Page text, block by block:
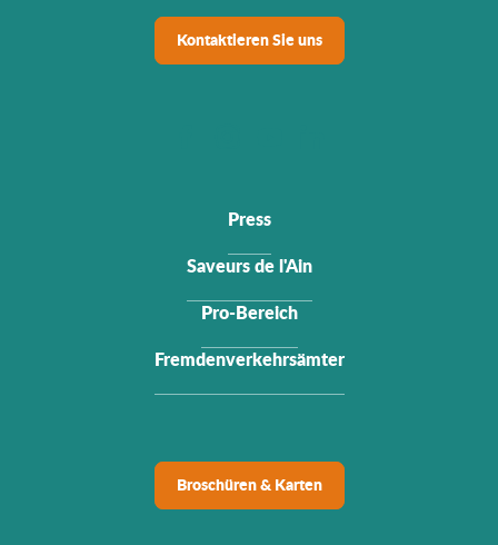
Kontaktieren Sie uns
Press
Saveurs de l'Ain
Pro-Bereich
Fremdenverkehrsämter
Broschüren & Karten